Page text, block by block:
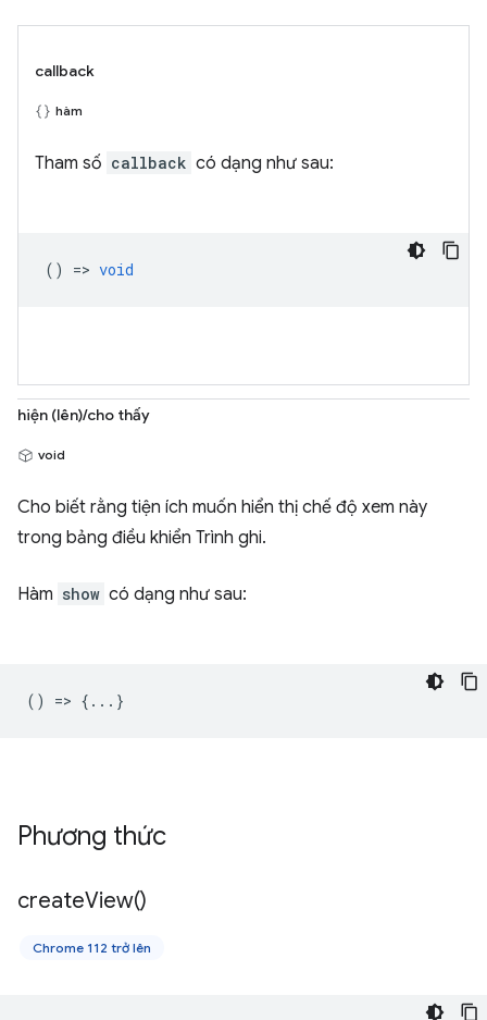
callback
hàm
Tham số callback có dạng như sau:
() => void
hiện (lên)/cho thấy
void
Cho biết rằng tiện ích muốn hiển thị chế độ xem này
trong bảng điều khiển Trình ghi.
Hàm show có dạng như sau:
() => {...}
Phương thức
createView()
Chrome 112 trở lên